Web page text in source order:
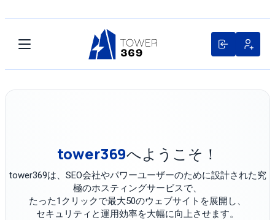
tower369へようこそ！
tower369は、SEO会社やパワーユーザーのために設計された究
極のホスティングサービスで、
たった1クリックで最大50のウェブサイトを展開し、
セキュリティと運用効率を大幅に向上させます。